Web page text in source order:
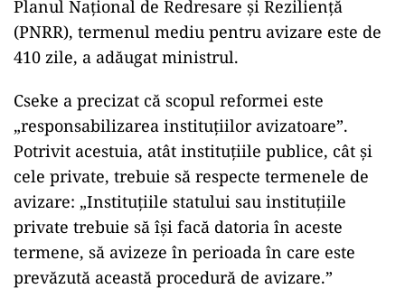
Planul Național de Redresare și Reziliență
(PNRR), termenul mediu pentru avizare este de
410 zile, a adăugat ministrul.
Cseke a precizat că scopul reformei este
„responsabilizarea instituţiilor avizatoare”.
Potrivit acestuia, atât instituțiile publice, cât și
cele private, trebuie să respecte termenele de
avizare: „Instituţiile statului sau instituţiile
private trebuie să îşi facă datoria în aceste
termene, să avizeze în perioada în care este
prevăzută această procedură de avizare.”